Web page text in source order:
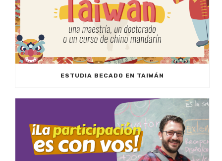
ESTUDIA BECADO EN TAIWÁN